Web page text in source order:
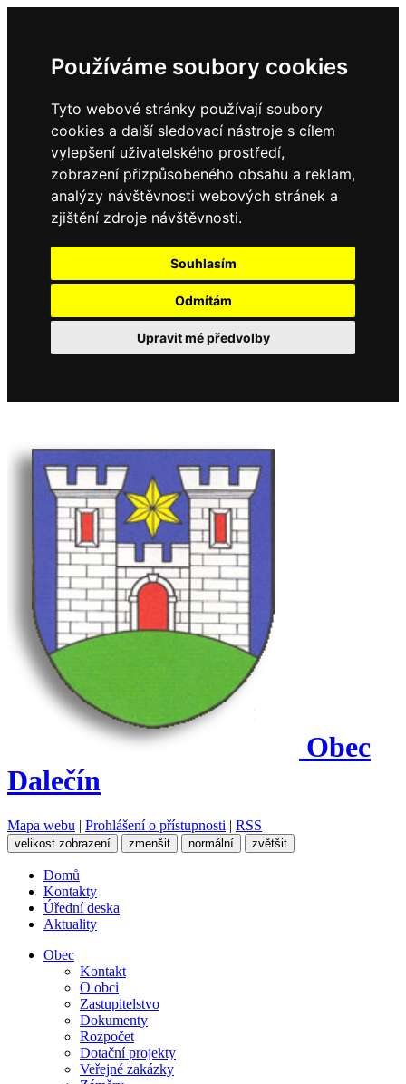
Používáme soubory cookies
Tyto webové stránky používají soubory
cookies a další sledovací nástroje s cílem
vylepšení uživatelského prostředí,
zobrazení přizpůsobeného obsahu a reklam,
analýzy návštěvnosti webových stránek a
zjištění zdroje návštěvnosti.
Souhlasím
Odmítám
Upravit mé předvolby
Obec
Dalečín
Mapa webu | Prohlášení o přístupnosti | RSS
velikost zobrazení zmenšit normální zvětšit
Domů
Kontakty
Úřední deska
Aktuality
Obec
Kontakt
O obci
Zastupitelstvo
Dokumenty
Rozpočet
Dotační projekty
Veřejné zakázky